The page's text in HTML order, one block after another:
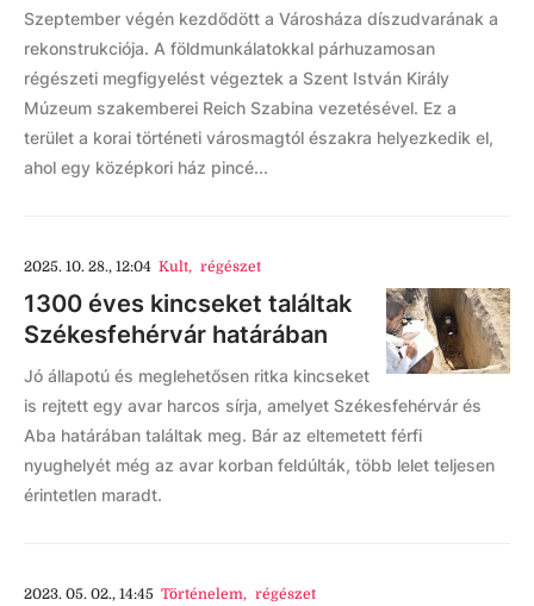
Szeptember végén kezdődött a Városháza díszudvarának a
rekonstrukciója. A földmunkálatokkal párhuzamosan
régészeti megfigyelést végeztek a Szent István Király
Múzeum szakemberei Reich Szabina vezetésével. Ez a
terület a korai történeti városmagtól északra helyezkedik el,
ahol egy középkori ház pincé...
2025. 10. 28., 12:04 Kult, régészet
1300 éves kincseket találtak
Székesfehérvár határában
Jó állapotú és meglehetősen ritka kincseket
is rejtett egy avar harcos sírja, amelyet Székesfehérvár és
Aba határában találtak meg. Bár az eltemetett férfi
nyughelyét még az avar korban feldúlták, több lelet teljesen
érintetlen maradt.
2023. 05. 02., 14:45 Történelem, régészet